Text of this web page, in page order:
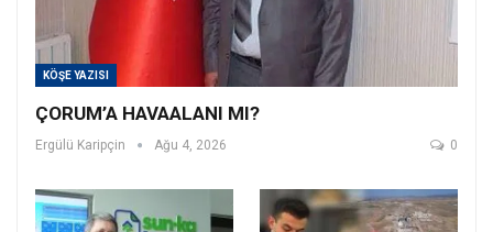
KÖŞE YAZISI
ÇORUM’A HAVAALANI MI?
Ergülü Karipçin Ağu 4, 2026 0